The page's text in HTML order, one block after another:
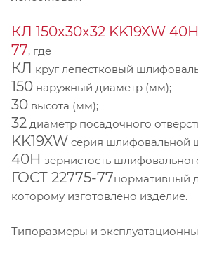
КЛ 150х30х32 KK19XW
77, где
КЛ круг лепестковый
150 наружный диаметр (мм);
30 высота (мм);
32 диаметр посадочного
KK19XW серия шлифовальной
40Н зернистость
ГОСТ 22775-77нормативный
которому изготовлено изделие.
Типоразмеры и